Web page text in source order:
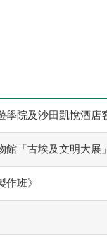
學院及沙田凱悅酒店
館「古埃及文明大展
作班》